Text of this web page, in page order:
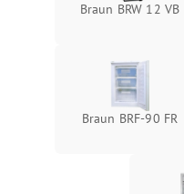
Braun BRW 12 VB
Braun BRF-90 FR